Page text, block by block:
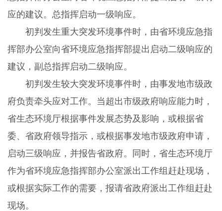
应的建议。总指挥启动一级响应。
初判发生重大突发环境事件时，由省环境应急指
挥部办公室向省环境应急指挥部提出启动二级响应的
建议，副总指挥启动二级响应。
初判发生较大突发环境事件时，由事发地市级政
府负责牵头应对工作。当超出市级政府响应能力时，
省生态环境厅根据事件发展态势及影响，或根据省
委、省政府领导指示，或根据事发地市级政府申请，
启动三级响应，并报告省政府。同时，省生态环境厅
作为省环境应急指挥部办公室派出工作组赶赴现场，
或根据实际工作的需要，报请省政府派出工作组赶赴
现场。